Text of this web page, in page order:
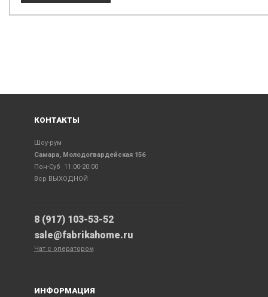
КОНТАКТЫ
Шоу-рум
Самара, Молодогвардейская 156
Пон-Суб 11:00-20:00
Вср ВЫХОДНОЙ
8 (917) 103-53-52
sale@fabrikahome.ru
Чат с оператором
ИНФОРМАЦИЯ